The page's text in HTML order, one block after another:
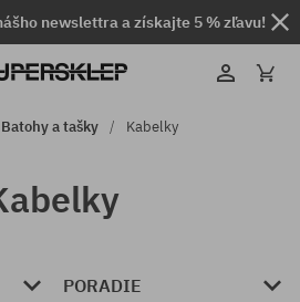
newslettra a získajte 5 % zľavu!
Batohy a tašky Kabelky
PORADIE